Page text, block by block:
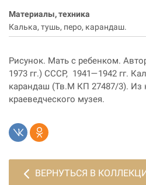
Материалы, техника
Калька, тушь, перо, карандаш.
Рисунок. Мать с ребенком.
1973 гг.) СССР, 1941—1942 гг.
карандаш (Тв.М КП 27487/3). Из
краеведческого музея.
ВЕРНУТЬСЯ В